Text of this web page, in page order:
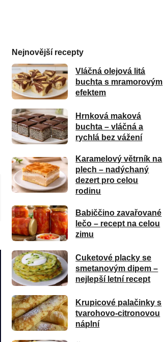
Nejnovější recepty
Vláčná olejová litá
buchta s mramorovým
efektem
Hrnková maková
buchta – vláčná a
rychlá bez vážení
Karamelový větrník na
plech – nadýchaný
dezert pro celou
rodinu
Babiččino zavařované
lečo – recept na celou
zimu
Cuketové placky se
smetanovým dipem –
nejlepší letní recept
Krupicové palačinky s
tvarohovo-citronovou
náplní